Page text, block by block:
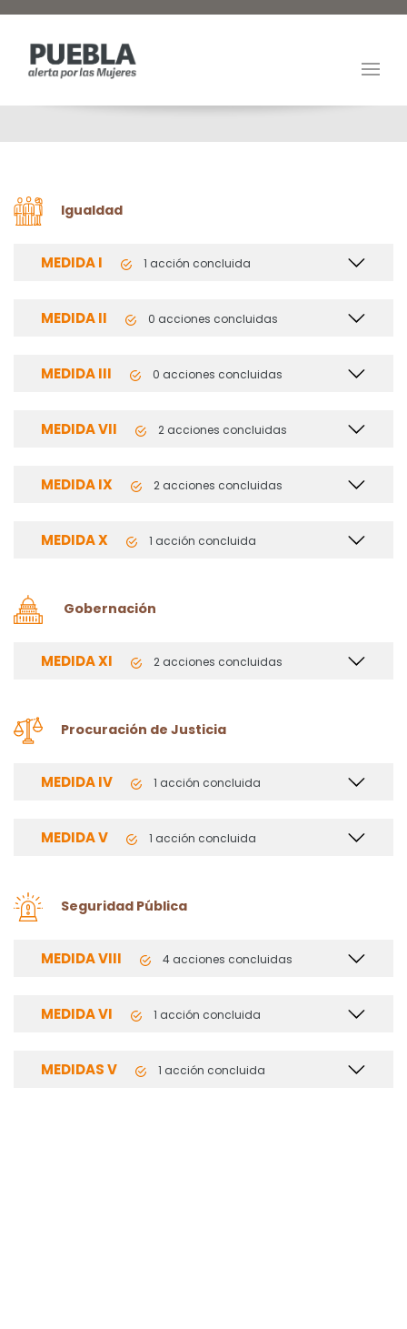
Igualdad
MEDIDA I 1 acción concluida
MEDIDA II 0 acciones concluidas
MEDIDA III 0 acciones concluidas
MEDIDA VII 2 acciones concluidas
MEDIDA IX 2 acciones concluidas
MEDIDA X 1 acción concluida
Gobernación
MEDIDA XI 2 acciones concluidas
Procuración de Justicia
MEDIDA IV 1 acción concluida
MEDIDA V 1 acción concluida
Seguridad Pública
MEDIDA VIII 4 acciones concluidas
MEDIDA VI 1 acción concluida
MEDIDAS V 1 acción concluida